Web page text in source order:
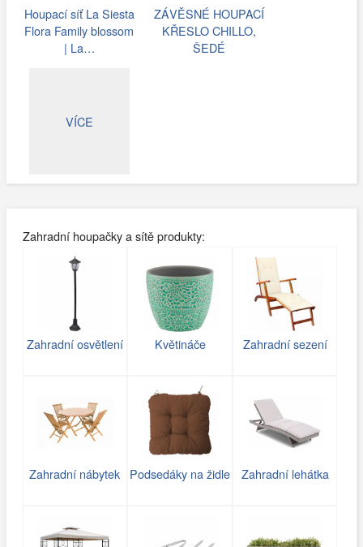
Houpací síť La Siesta
Flora Family blossom
| La…
ZÁVĚSNÉ HOUPACÍ
KŘESLO CHILLO,
ŠEDÉ
VÍCE
Zahradní houpačky a sítě produkty:
Zahradní osvětlení Květináče Zahradní sezení
Zahradní nábytek Podsedáky na židle Zahradní lehátka